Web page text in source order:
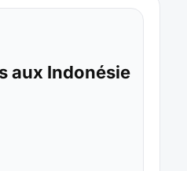
aux Indonésie